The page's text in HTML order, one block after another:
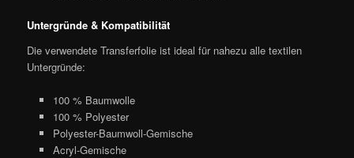
Untergründe & Kompatibilität
Die verwendete Transferfolie ist ideal für nahezu alle textilen
Untergründe:
100 % Baumwolle
100 % Polyester
Polyester-Baumwoll-Gemische
Acryl-Gemische